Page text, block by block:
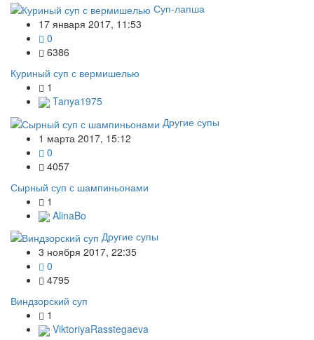
Суп-лапша
17 января 2017, 11:53
0
6386
Куриный суп с вермишелью
1
Tanya1975
Другие супы
1 марта 2017, 15:12
0
4057
Сырный суп с шампиньонами
1
AlinaBo
Другие супы
3 ноября 2017, 22:35
0
4795
Виндзорский суп
1
ViktoriyaRasstegaeva